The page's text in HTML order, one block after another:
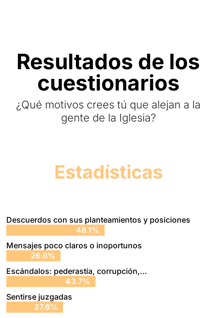
Resultados de los
cuestionarios
¿Qué motivos crees tú que alejan a la
gente de la Iglesia?
Estadísticas
Descuerdos con sus planteamientos y posiciones
48.1%
48.1%
Mensajes poco claros o inoportunos
26.6%
26.6%
Escándalos: pederastía, corrupción,…
43.7%
43.7%
Sentirse juzgadas
27.6%
27.6%